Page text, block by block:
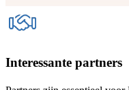
Interessante partners